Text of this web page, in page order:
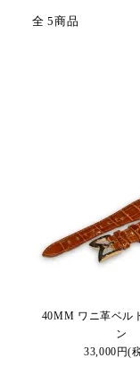
全 5商品
40MM ワニ革ベル
ン
33,000円(